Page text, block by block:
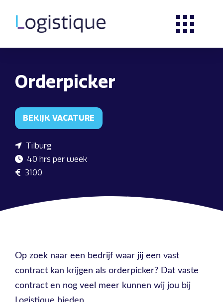
Orderpicker
BEKIJK VACATURE
Tilburg
40 hrs per week
3100
Op zoek naar een bedrijf waar jij een vast
contract kan krijgen als orderpicker? Dat vaste
contract en nog veel meer kunnen wij jou bij